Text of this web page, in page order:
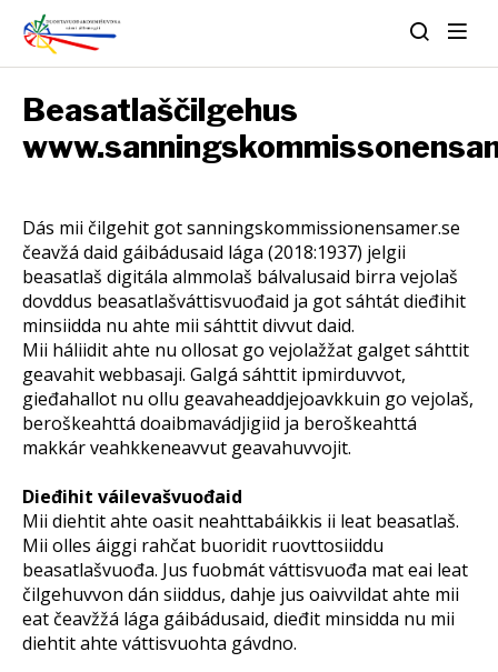
Beasatlaščilgehus
Dás mii čilgehit got sanningskommissionensamer.se
čeavžá daid gáibádusaid lága (2018:1937) jelgii
beasatlaš digitála almmolaš bálvalusaid birra vejolaš
dovddus beasatlašváttisvuođaid ja got sáhtát dieđihit
minsiidda nu ahte mii sáhttit divvut daid.
Mii háliidit ahte nu ollosat go vejolažžat galget sáhttit
geavahit webbasaji. Galgá sáhttit ipmirduvvot,
gieđahallot nu ollu geavaheaddjejoavkkuin go vejolaš,
beroškeahttá doaibmavádjigiid ja beroškeahttá
makkár veahkkeneavvut geavahuvvojit.
Dieđihit váilevašvuođaid
Mii diehtit ahte oasit neahttabáikkis ii leat beasatlaš.
Mii olles áiggi rahčat buoridit ruovttosiiddu
beasatlašvuođa. Jus fuobmát váttisvuođa mat eai leat
čilgehuvvon dán siiddus, dahje jus oaivvildat ahte mii
eat čeavžžá lága gáibádusaid, dieđit minsidda nu mii
diehtit ahte váttisvuohta gávdno.